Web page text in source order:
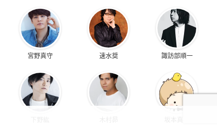
宮野真守 速水奨 諏訪部順一